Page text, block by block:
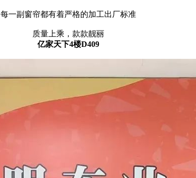
每一副窗帘都有着严格的加工出厂标准
质量上乘，款款靓丽
亿家天下4楼D409